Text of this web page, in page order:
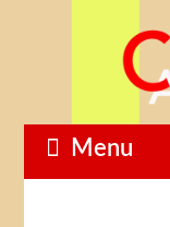
Menu